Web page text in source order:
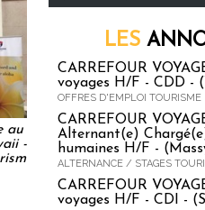
au
-
LES
CARREFOUR
voyages H/F - CDD -
OFFRES D'EMPLOI TOURISME
CARREFOUR
Alternant(e)
humaines H/F -
ALTERNANCE / STAGES
CARREFOUR
voyages H/F - CDI -